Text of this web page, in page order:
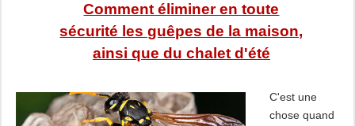
Comment éliminer en toute
sécurité les guêpes de la maison,
ainsi que du chalet d'été
C'est une
chose quand